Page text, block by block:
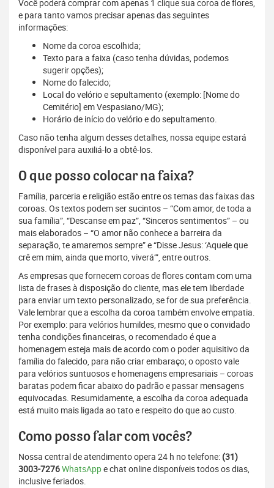
Você poderá comprar com apenas 1 clique sua coroa de flores,
e para tanto vamos precisar apenas das seguintes
informações:
Nome da coroa escolhida;
Texto para a faixa (caso tenha dúvidas, podemos
sugerir opções);
Nome do falecido;
Local do velório e sepultamento (exemplo: [Nome do
Cemitério] em Vespasiano/MG);
Horário de início do velório e do sepultamento.
Caso não tenha algum desses detalhes, nossa equipe estará
disponível para auxiliá-lo a obtê-los.
O que posso colocar na faixa?
Família, parceria e religião estão entre os temas das faixas das
coroas. Os textos podem ser sucintos – “Com amor, de toda a
sua família”, “Descanse em paz”, “Sinceros sentimentos” – ou
mais elaborados – “O amor não conhece a barreira da
separação, te amaremos sempre” e “Disse Jesus: ‘Aquele que
crê em mim, ainda que morto, viverá’”, entre outros.
As empresas que fornecem coroas de flores contam com uma
lista de frases à disposição do cliente, mas ele tem liberdade
para enviar um texto personalizado, se for de sua preferência.
Vale lembrar que a escolha da coroa também envolve empatia.
Por exemplo: para velórios humildes, mesmo que o convidado
tenha condições financeiras, o recomendado é que a
homenagem esteja mais de acordo com o poder aquisitivo da
família do falecido, para não criar embaraço; o oposto vale
para velórios suntuosos e homenagens empresariais – coroas
baratas podem ficar abaixo do padrão e passar mensagens
equivocadas. Resumidamente, a escolha da coroa adequada
está muito mais ligada ao tato e respeito do que ao custo.
Como posso falar com vocês?
Nossa central de atendimento opera 24 h no telefone: (31)
3003-7276WhatsAppe chat online disponíveis todos os dias,
inclusive feriados.